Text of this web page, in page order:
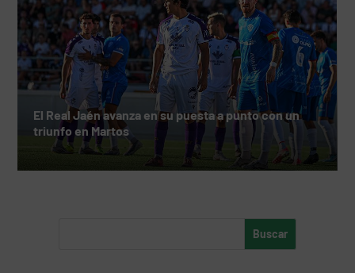
El Real Jaén avanza en su puesta a punto con un
triunfo en Martos